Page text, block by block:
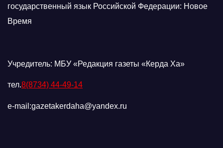
государственный язык Российской Федерации: Новое
Время
Учредитель: МБУ «Редакция газеты «Керда Ха»
тел.8(8734) 44-49-14
e-mail:gazetakerdaha@yandex.ru